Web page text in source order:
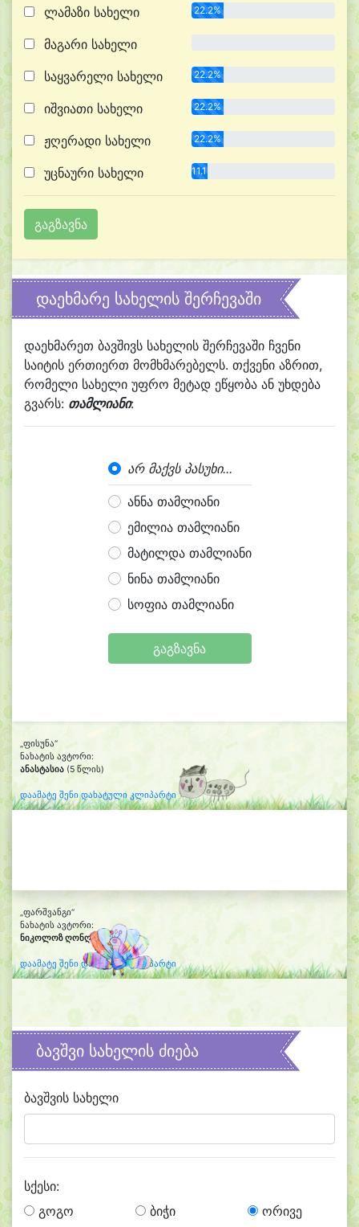
ლამაზი სახელი 22.2%
მაგარი სახელი
საყვარელი სახელი 22.2%
იშვიათი სახელი 22.2%
ჟღერადი სახელი 22.2%
უცნაური სახელი 11.1%
დაეხმარე სახელის შერჩევაში
დაეხმარეთ ბავშივს სახელის შერჩევაში ჩვენი
საიტის ერთიერთ მომხმარებელს. თქვენი აზრით,
რომელი სახელი უფრო მეტად ეწყობა ან უხდება
გვარს: თამლიანი:
არ მაქვს პასუხი...
ანნა თამლიანი
ემილია თამლიანი
მატილდა თამლიანი
ნინა თამლიანი
სოფია თამლიანი
გაგზავნა
„ფისუნა“
ნახატის ავტორი:
ანასტასია (5 წლის)
დაამატე შენი დახატული კლიპარტი
„ფარშვანგი“
ნახატის ავტორი:
ნიკოლოზ ღონღაძე(10)
დაამატე შენი დახატული კლიპარტი
ბავშვი სახელის ძიება
ბავშვის სახელი
სქესი:
გოგო
ბიჭი ორივე